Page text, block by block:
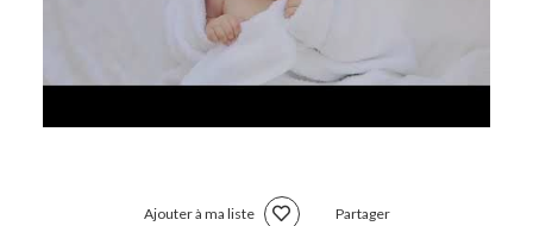
Ajouter à ma liste Partager